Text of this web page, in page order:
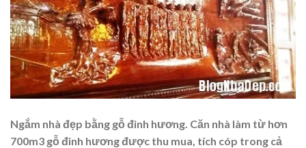
Ngắm nhà đẹp bằng gỗ đinh hương. Căn nhà làm từ hơn
700m3 gỗ đinh hương được thu mua, tích cóp trong cả